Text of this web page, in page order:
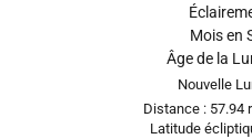
Mois en
Âge de la
Nouvelle
Distance : 57.94
Latitude